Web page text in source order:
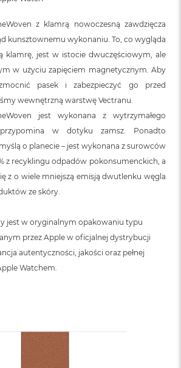
z klamrą nowoczesną zawdzięcza
kunsztownemu wykonaniu. To, co wygląda
klamrę, jest w istocie dwuczęściowym, ale
w użyciu zapięciem magnetycznym. Aby
pasek i zabezpieczyć go przed
wewnętrzną warstwę Vectranu.
jest wykonana z wytrzymałego
w dotyku zamsz. Ponadto
o planecie – jest wykonana z surowców
z recyklingu odpadów pokonsumenckich, a
z o wiele mniejszą emisją dwutlenku węgla
ze skóry.
jest w oryginalnym opakowaniu typu
przez Apple w oficjalnej dystrybucji
autentyczności, jakości oraz pełnej
Watchem.